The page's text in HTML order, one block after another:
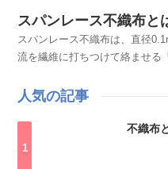
スパンレース不織布と
スパンレース不織布は、直径
流を繊維に打ちつけて絡ませる
ボス加工を施さなくても表面を
人気の記事
不織布